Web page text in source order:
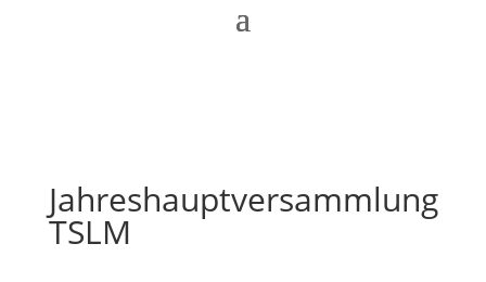
Jahreshauptversammlung
TSLM